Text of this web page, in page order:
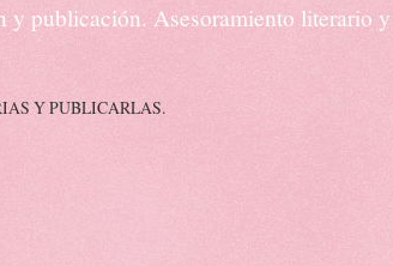
publicación. Asesoramiento literario
Y PUBLICARLAS.